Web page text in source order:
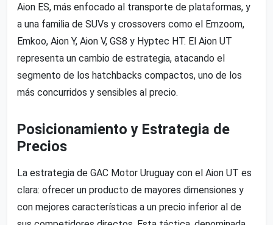
Aion ES, más enfocado al transporte de plataformas, y
a una familia de SUVs y crossovers como el Emzoom,
Emkoo, Aion Y, Aion V, GS8 y Hyptec HT. El Aion UT
representa un cambio de estrategia, atacando el
segmento de los hatchbacks compactos, uno de los
más concurridos y sensibles al precio.
Posicionamiento y Estrategia de
Precios
La estrategia de GAC Motor Uruguay con el Aion UT es
clara: ofrecer un producto de mayores dimensiones y
con mejores características a un precio inferior al de